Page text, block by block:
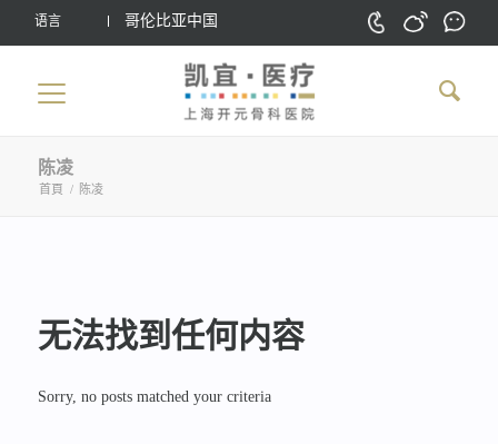
语言 哥伦比亚中国
陈凌
首頁 / 陈凌
无法找到任何内容
Sorry, no posts matched your criteria